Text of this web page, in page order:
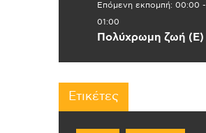
Επόμενη εκπομπή: 00:00 -
01:00
Πολύχρωμη ζωή (Ε)
Ετικέτες